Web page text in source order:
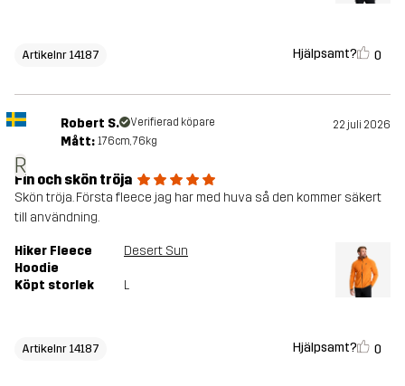
Artikelnr 14187 Hjälpsamt? 0
R
Robert S. Verifierad köpare 22 juli 2026
Mått: 176cm, 76kg
Fin och skön tröja
Skön tröja. Första fleece jag har med huva så den kommer säkert
till användning.
Hiker Fleece
Hoodie
Desert Sun
Köpt storlek L
Artikelnr 14187 Hjälpsamt? 0